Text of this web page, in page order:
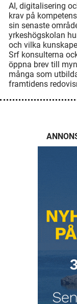
AI, digitalisering
krav på
sin senaste
yrkeshögskolan
och vilka
Srf konsulterna
öppna brev till
många som
framtidens